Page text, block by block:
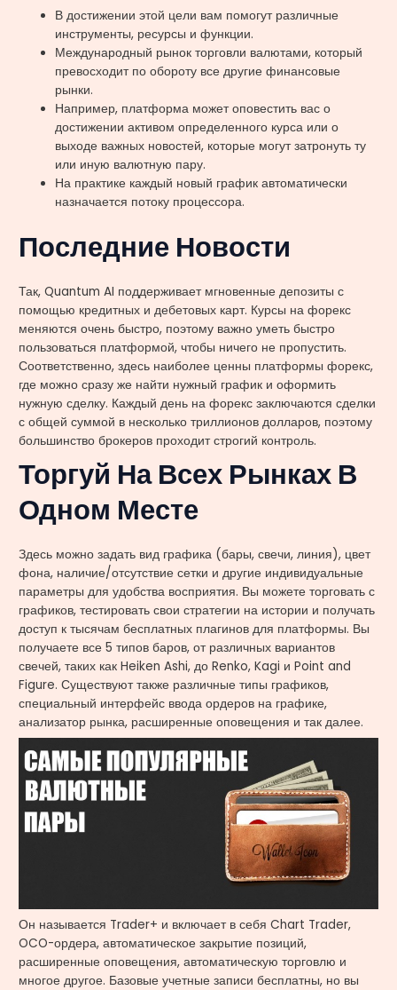
В достижении этой цели вам помогут различные
инструменты, ресурсы и функции.
Международный рынок торговли валютами, который
превосходит по обороту все другие финансовые
рынки.
Например, платформа может оповестить вас о
достижении активом определенного курса или о
выходе важных новостей, которые могут затронуть ту
или иную валютную пару.
На практике каждый новый график автоматически
назначается потоку процессора.
Последние Новости
Так, Quantum AI поддерживает мгновенные депозиты с
помощью кредитных и дебетовых карт. Курсы на форекс
меняются очень быстро, поэтому важно уметь быстро
пользоваться платформой, чтобы ничего не пропустить.
Соответственно, здесь наиболее ценны платформы форекс,
где можно сразу же найти нужный график и оформить
нужную сделку. Каждый день на форекс заключаются сделки
с общей суммой в несколько триллионов долларов, поэтому
большинство брокеров проходит строгий контроль.
Торгуй На Всех Рынках В
Одном Месте
Здесь можно задать вид графика (бары, свечи, линия), цвет
фона, наличие/отсутствие сетки и другие индивидуальные
параметры для удобства восприятия. Вы можете торговать с
графиков, тестировать свои стратегии на истории и получать
доступ к тысячам бесплатных плагинов для платформы. Вы
получаете все 5 типов баров, от различных вариантов
свечей, таких как Heiken Ashi, до Renko, Kagi и Point and
Figure. Существуют также различные типы графиков,
специальный интерфейс ввода ордеров на графике,
анализатор рынка, расширенные оповещения и так далее.
Он называется Trader+ и включает в себя Chart Trader,
OCO-ордера, автоматическое закрытие позиций,
расширенные оповещения, автоматическую торговлю и
многое другое. Базовые учетные записи бесплатны, но вы